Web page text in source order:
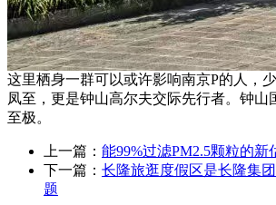
这里栖身一群可以或许影响南京P的人，
凤至，更是钟山高尔夫交际先行者。钟山
至极。
上一篇： 能99%过滤PM2.5颗粒的新
下一篇： 长隆旅逛度假区是长隆集
题